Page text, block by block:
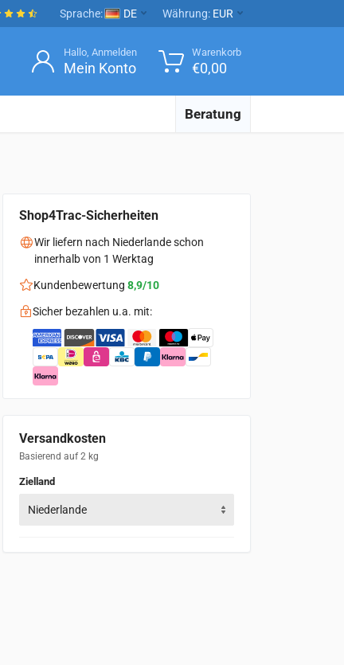
Sprache: DE Währung: EUR
Beratung
Hallo, Anmelden
Mein Konto
Warenkorb
€0,00
Shop4Trac-Sicherheiten
Wir liefern nach Niederlande schon
innerhalb von 1 Werktag
Kundenbewertung 8,9/10
Sicher bezahlen u.a. mit:
Versandkosten
Basierend auf 2 kg
Zielland
Niederlande